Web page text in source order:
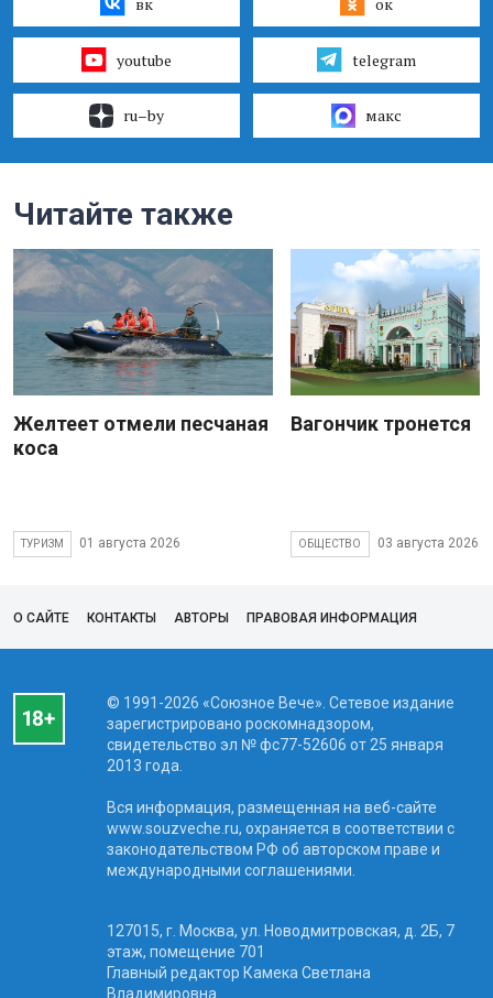
youtube telegram
ru–by макс
Читайте также
Желтеет отмели песчаная
коса
ТУРИЗМ 01 августа 2026
Вагончик тронется
ОБЩЕСТВО 03 августа 2026
О САЙТЕ КОНТАКТЫ АВТОРЫ ПРАВОВАЯ ИНФОРМАЦИЯ
© 1991-2026 «Союзное Вече». Сетевое издание
зарегистрировано роскомнадзором,
свидетельство эл № фc77-52606 от 25 января
2013 года.
Вся информация, размещенная на веб-сайте
www.souzveche.ru, охраняется в соответствии с
законодательством РФ об авторском праве и
международными соглашениями.
127015, г. Москва, ул. Новодмитровская, д. 2Б, 7
этаж, помещение 701
Главный редактор Камека Светлана
Владимировна